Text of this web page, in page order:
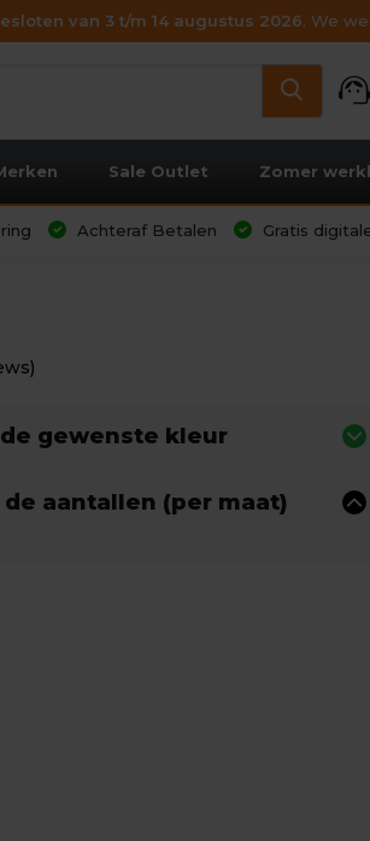
van 3 t/m 14 augustus 2026. We
Sale Outlet Zomer
Achteraf Betalen Gratis
de gewenste kleur
de aantallen (per maat)